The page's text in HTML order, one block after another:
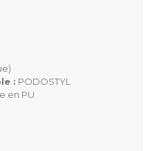
: PODOSTYL
en PU
L
XL